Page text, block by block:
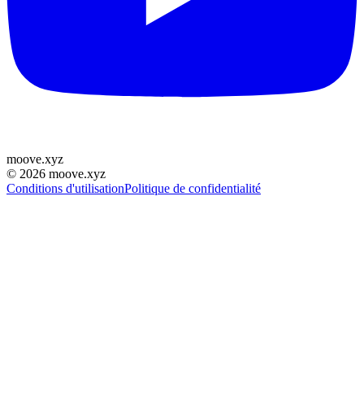
moove.xyz
© 2026 moove.xyz
Conditions d'utilisationPolitique de confidentialité